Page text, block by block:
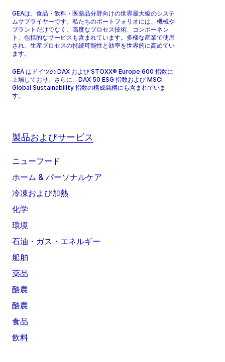
GEAは、食品・飲料・医薬品分野向けの世界最大級のシステ
ムサプライヤーです。私たちのポートフォリオには、機械や
プラントだけでなく、高度なプロセス技術、コンポーネン
ト、包括的なサービスも含まれています。多様な産業で使用
され、生産プロセスの持続可能性と効率を世界的に高めてい
ます。
GEA はドイツの DAX および STOXX® Europe 600 指数に
上場しており、さらに、DAX 50 ESG 指数および MSCI
Global Sustainability 指数の構成銘柄にも含まれていま
す。
製品およびサービス
ニューフード
ホーム & パーソナルケア
冷凍および加熱
化学
環境
石油・ガス・エネルギー
船舶
薬品
酪農
酪農
食品
飲料